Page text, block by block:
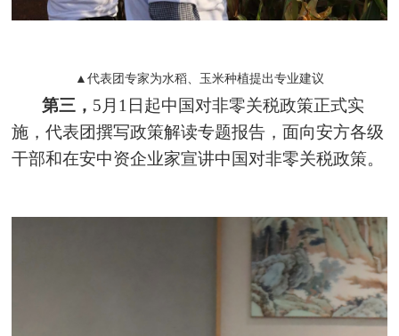
▲代表团专家为水稻、玉米种植提出专业建议
第三， 5月1日起中国对非零关税政策正式实
施，代表团撰写政策解读专题报告，面向安方各级
干部和在安中资企业家宣讲中国对非零关税政策。